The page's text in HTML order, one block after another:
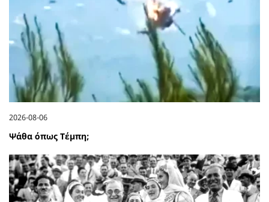
2026-08-06
Ψάθα όπως Τέμπη;